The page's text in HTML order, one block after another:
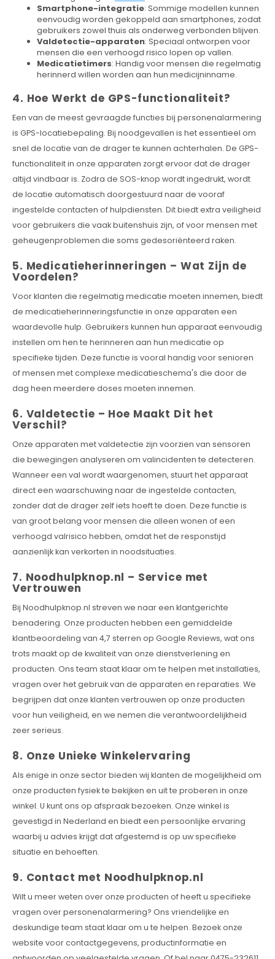
Smartphone-integratie: Sommige modellen kunnen
eenvoudig worden gekoppeld aan smartphones, zodat
gebruikers zowel thuis als onderweg verbonden blijven.
Valdetectie-apparaten: Speciaal ontworpen voor
mensen die een verhoogd risico lopen op vallen.
Medicatietimers: Handig voor mensen die regelmatig
herinnerd willen worden aan hun medicijninname.
4. Hoe Werkt de GPS-functionaliteit?
Een van de meest gevraagde functies bij personenalarmering
is GPS-locatiebepaling. Bij noodgevallen is het essentieel om
snel de locatie van de drager te kunnen achterhalen. De GPS-
functionaliteit in onze apparaten zorgt ervoor dat de drager
altijd vindbaar is. Zodra de SOS-knop wordt ingedrukt, wordt
de locatie automatisch doorgestuurd naar de vooraf
ingestelde contacten of hulpdiensten. Dit biedt extra veiligheid
voor gebruikers die vaak buitenshuis zijn, of voor mensen met
geheugenproblemen die soms gedesoriënteerd raken.
5. Medicatieherinneringen – Wat Zijn de
Voordelen?
Voor klanten die regelmatig medicatie moeten innemen, biedt
de medicatieherinneringsfunctie in onze apparaten een
waardevolle hulp. Gebruikers kunnen hun apparaat eenvoudig
instellen om hen te herinneren aan hun medicatie op
specifieke tijden. Deze functie is vooral handig voor senioren
of mensen met complexe medicatieschema's die door de
dag heen meerdere doses moeten innemen.
6. Valdetectie – Hoe Maakt Dit het
Verschil?
Onze apparaten met valdetectie zijn voorzien van sensoren
die bewegingen analyseren om valincidenten te detecteren.
Wanneer een val wordt waargenomen, stuurt het apparaat
direct een waarschuwing naar de ingestelde contacten,
zonder dat de drager zelf iets hoeft te doen. Deze functie is
van groot belang voor mensen die alleen wonen of een
verhoogd valrisico hebben, omdat het de responstijd
aanzienlijk kan verkorten in noodsituaties.
7. Noodhulpknop.nl – Service met
Vertrouwen
Bij Noodhulpknop.nl streven we naar een klantgerichte
benadering. Onze producten hebben een gemiddelde
klantbeoordeling van 4,7 sterren op Google Reviews, wat ons
trots maakt op de kwaliteit van onze dienstverlening en
producten. Ons team staat klaar om te helpen met installaties,
vragen over het gebruik van de apparaten en reparaties. We
begrijpen dat onze klanten vertrouwen op onze producten
voor hun veiligheid, en we nemen die verantwoordelijkheid
zeer serieus.
8. Onze Unieke Winkelervaring
Als enige in onze sector bieden wij klanten de mogelijkheid om
onze producten fysiek te bekijken en uit te proberen in onze
winkel. U kunt ons op afspraak bezoeken. Onze winkel is
gevestigd in Nederland en biedt een persoonlijke ervaring
waarbij u advies krijgt dat afgestemd is op uw specifieke
situatie en behoeften.
9. Contact met Noodhulpknop.nl
Wilt u meer weten over onze producten of heeft u specifieke
vragen over personenalarmering? Ons vriendelijke en
deskundige team staat klaar om u te helpen. Bezoek onze
website voor contactgegevens, productinformatie en